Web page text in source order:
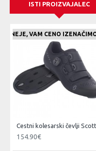
ISTI PROIZVAJALEC
VAM CENO
154.90€
ČE NAJDETE IZDELEK